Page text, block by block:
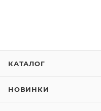
КАТАЛОГ
НОВИНКИ